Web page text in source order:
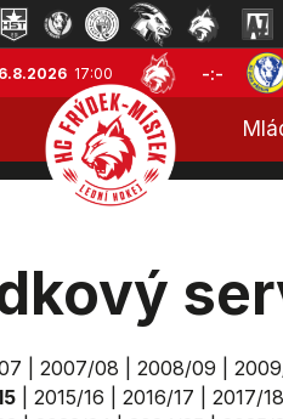
6.8.2026 17:00 -:-
2007/08 2008/09
| 2015/16 2016/17 2017/18